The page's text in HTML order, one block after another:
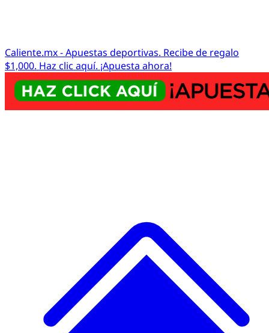
Caliente.mx - Apuestas deportivas. Recibe de regalo
$1,000. Haz clic aquí. ¡Apuesta ahora!